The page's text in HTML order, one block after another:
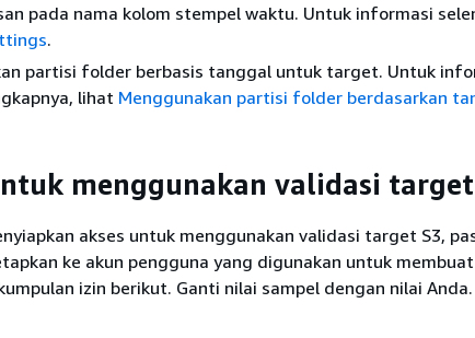
pada nama kolom stempel waktu. Untuk informasi
.
partisi folder berbasis tanggal untuk target. Untuk
lihat Menggunakan partisi folder berdasarkan
menggunakan validasi target
akses untuk menggunakan validasi target S3,
ke akun pengguna yang digunakan untuk
izin berikut. Ganti nilai sampel dengan nilai Anda.